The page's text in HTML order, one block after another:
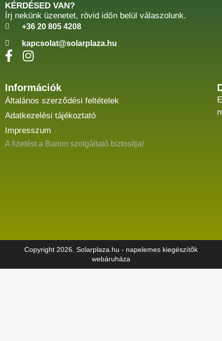
KÉRDÉSED VAN?
Írj nekünk üzenetet, rövid időn belül válaszolunk.
+36 20 805 4208
kapcsolat@solarplaza.hu
Információk
Általános szerződési feltételek
Adatkezelési tájékoztató
Impresszum
A fizetést a Barion szolgáltató biztosítja!
Copyright 2026. Solarplaza.hu - napelemes kiegészítők
webáruháza